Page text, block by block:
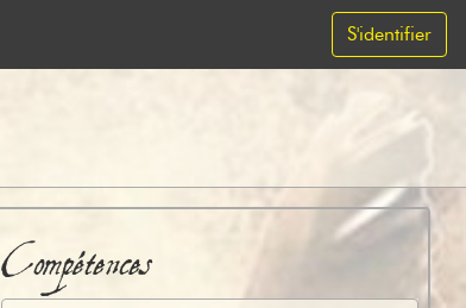
S'identifier
Compétences